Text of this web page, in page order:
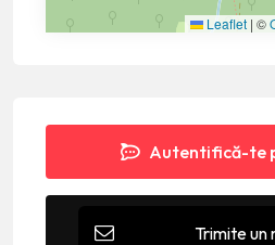
Leaflet | ©
Autentifică-te
Trimite un